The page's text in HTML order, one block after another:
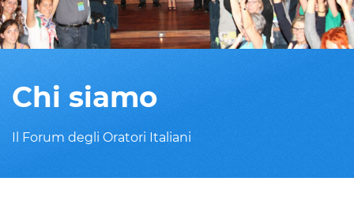
Chi siamo
Il Forum degli Oratori Italiani